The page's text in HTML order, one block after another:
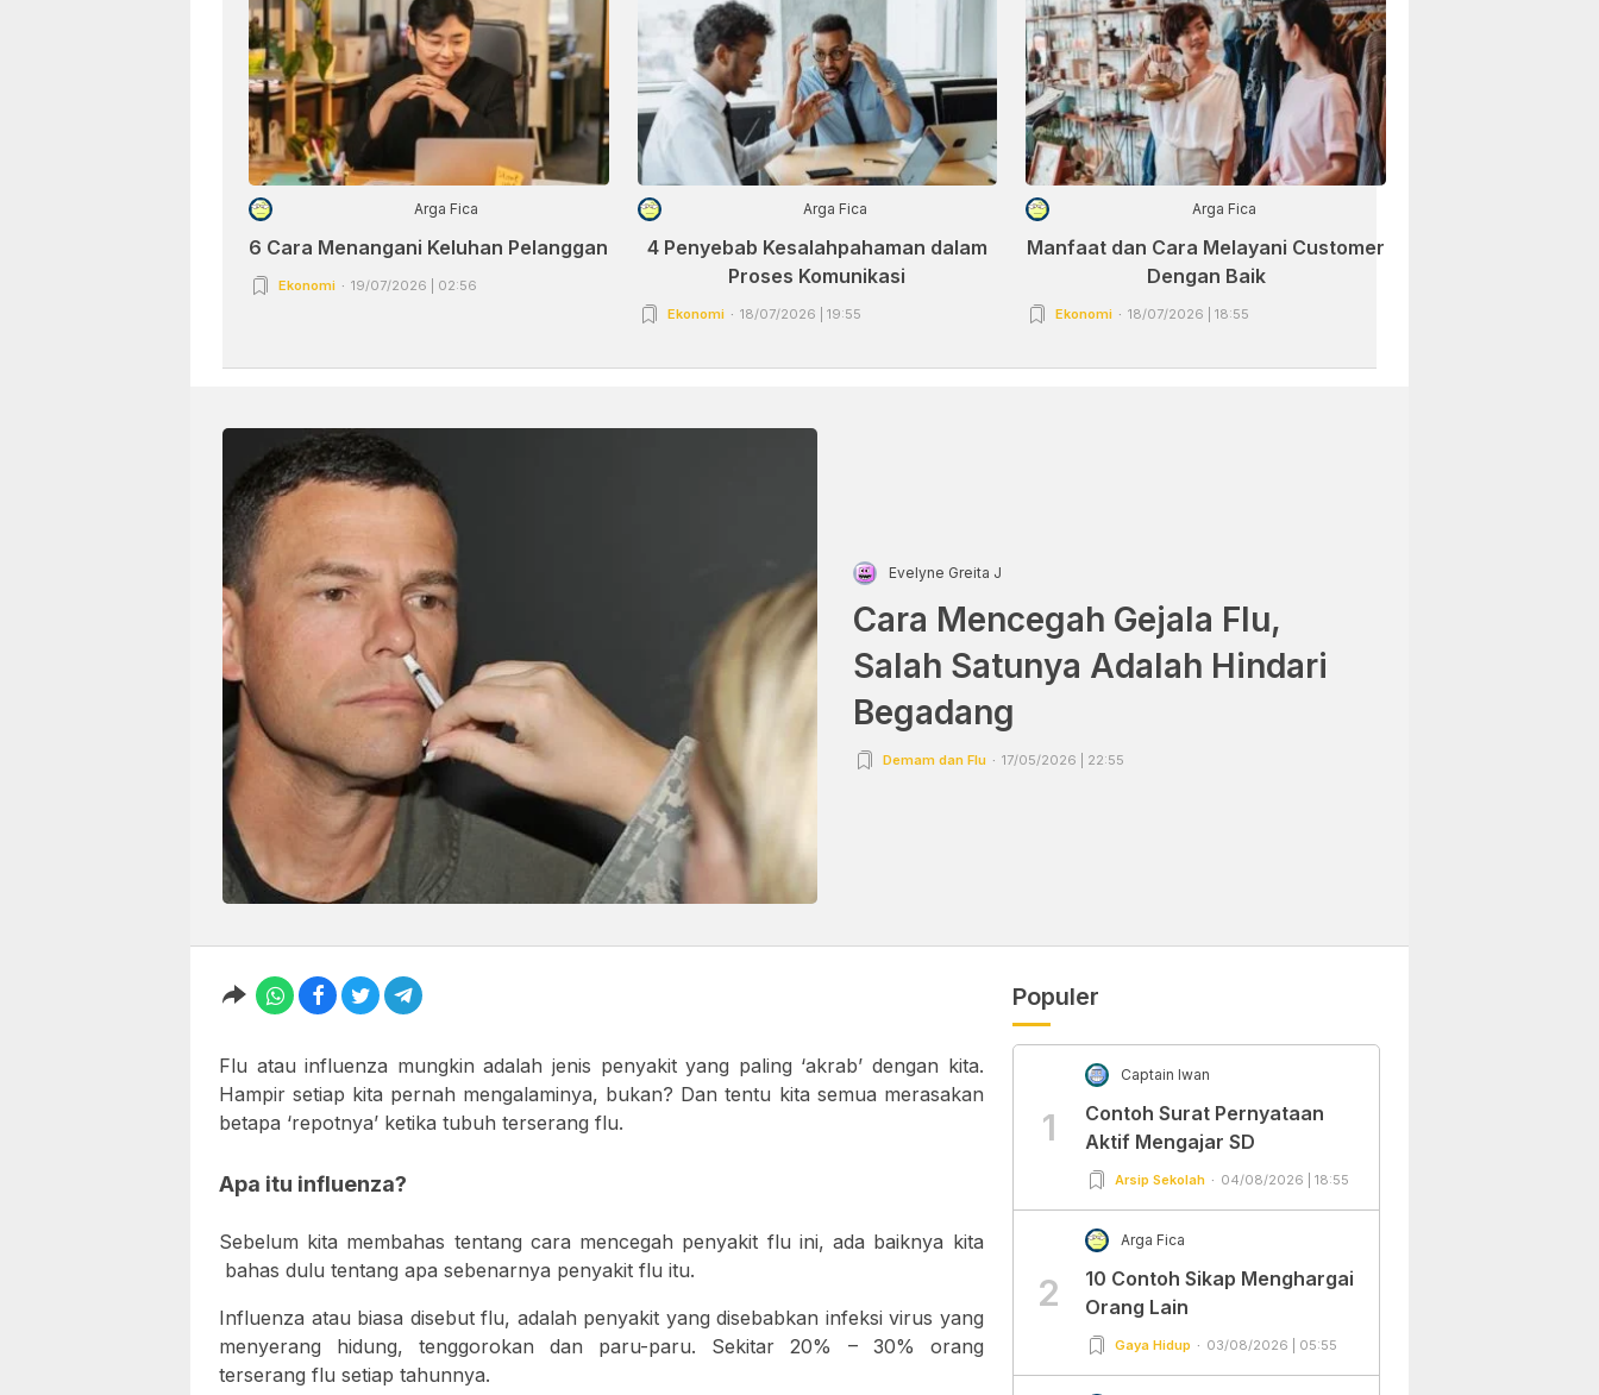
Arga Fica
6 Cara Menangani Keluhan Pelanggan
Ekonomi 19/07/2026 | 02:56
Arga Fica
4 Penyebab Kesalahpahaman dalam
Proses Komunikasi
Ekonomi 18/07/2026 | 19:55
Arga Fica
Manfaat dan Cara Melayani Customer
Dengan Baik
Ekonomi 18/07/2026 | 18:55
Evelyne Greita J
Cara Mencegah Gejala Flu,
Salah Satunya Adalah Hindari
Begadang
Demam dan Flu 17/05/2026 | 22:55
Flu atau influenza mungkin adalah jenis penyakit yang paling ‘akrab’ dengan kita.
Hampir setiap kita pernah mengalaminya, bukan? Dan tentu kita semua merasakan
betapa ‘repotnya’ ketika tubuh terserang flu.
Apa itu influenza?
Sebelum kita membahas tentang cara mencegah penyakit flu ini, ada baiknya kita
bahas dulu tentang apa sebenarnya penyakit flu itu.
Influenza atau biasa disebut flu, adalah penyakit yang disebabkan infeksi virus yang
menyerang hidung, tenggorokan dan paru-paru. Sekitar 20% – 30% orang
terserang flu setiap tahunnya.
Populer
1
Captain Iwan
Contoh Surat Pernyataan
Aktif Mengajar SD
Arsip Sekolah 04/08/2026 | 18:55
2
Arga Fica
10 Contoh Sikap Menghargai
Orang Lain
Gaya Hidup 03/08/2026 | 05:55